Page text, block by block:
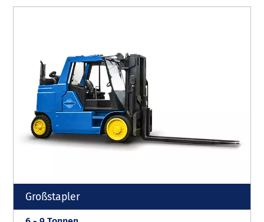
Großstapler